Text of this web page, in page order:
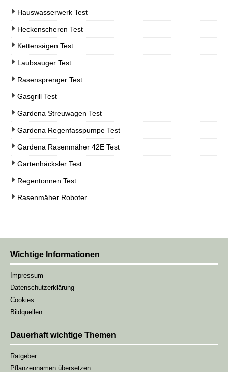
Hauswasserwerk Test
Heckenscheren Test
Kettensägen Test
Laubsauger Test
Rasensprenger Test
Gasgrill Test
Gardena Streuwagen Test
Gardena Regenfasspumpe Test
Gardena Rasenmäher 42E Test
Gartenhäcksler Test
Regentonnen Test
Rasenmäher Roboter
Wichtige Informationen
Impressum
Datenschutzerklärung
Cookies
Bildquellen
Dauerhaft wichtige Themen
Ratgeber
Pflanzennamen übersetzen